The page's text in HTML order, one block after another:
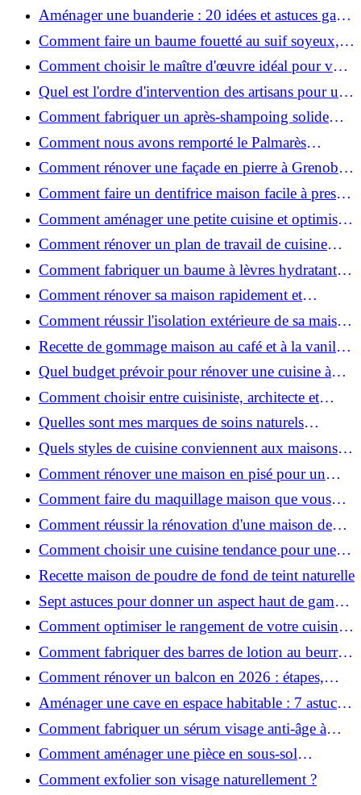
2026 ?
Aménager une buanderie : 20 idées et astuces gain
de place pour un espace fonctionnel et stylé
Comment faire un baume fouetté au suif soyeux,
fait maison ?
Comment choisir le maître d'œuvre idéal pour vos
travaux de rénovation ?
Quel est l'ordre d'intervention des artisans pour une
rénovation ?
Comment fabriquer un après-shampoing solide
naturel pour cheveux ?
Comment nous avons remporté le Palmarès
(Ré)HABITER 2025 : les coulisses du projet primé
?
Comment rénover une façade en pierre à Grenoble
: techniques, coûts et conseils
Comment faire un dentifrice maison facile à presser
?
Comment aménager une petite cuisine et optimiser
chaque centimètre carré ?
Comment rénover un plan de travail de cuisine
facilement : guide étape par étape
Comment fabriquer un baume à lèvres hydratant et
naturel au suif ?
Comment rénover sa maison rapidement et
efficacement ?
Comment réussir l'isolation extérieure de sa maison
pour une rénovation performante et durable ?
Recette de gommage maison au café et à la vanille
pour une peau douce
Quel budget prévoir pour rénover une cuisine à
Voiron en 2026 : coûts et aides locales ?
Comment choisir entre cuisiniste, architecte et
contractant général à Voiron ?
Quelles sont mes marques de soins naturels
préférées ?
Quels styles de cuisine conviennent aux maisons et
appartements du Voironnais ?
Comment rénover une maison en pisé pour un
habitat sain et performant ?
Comment faire du maquillage maison que vous
utiliserez vraiment ?
Comment réussir la rénovation d'une maison de
ville en 2026 ?
Comment choisir une cuisine tendance pour une
rénovation en 2026 ?
Recette maison de poudre de fond de teint naturelle
Sept astuces pour donner un aspect haut de gamme
à votre cuisine
Comment optimiser le rangement de votre cuisine
et gagner de la place ?
Comment fabriquer des barres de lotion au beurre
de karité ?
Comment rénover un balcon en 2026 : étapes,
budget et matériaux ?
Aménager une cave en espace habitable : 7 astuces
essentielles
Comment fabriquer un sérum visage anti-âge à
l'huile de rose musquée ?
Comment aménager une pièce en sous-sol
efficacement ?
Comment exfolier son visage naturellement ?